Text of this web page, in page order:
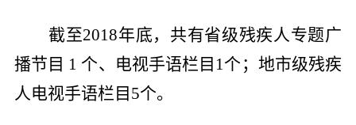
截至2018年底，共有省级残疾人专题广
播节目 1 个、电视手语栏目 1个；地市级残疾
人电视手语栏目 5个。